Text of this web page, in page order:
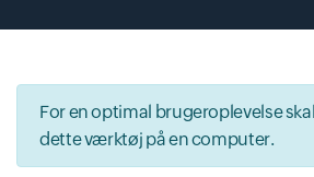
For en optimal brugeroplevelse
dette værktøj på en computer.